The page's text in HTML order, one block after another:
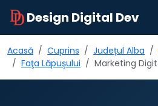
Design Digital Dev
Acasă Cuprins Județul Alba
Faţa Lăpuşului
Marketing